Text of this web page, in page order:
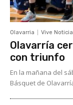
Olavarria Vive
Olavarría
con triunfo
En la mañana del
Básquet de